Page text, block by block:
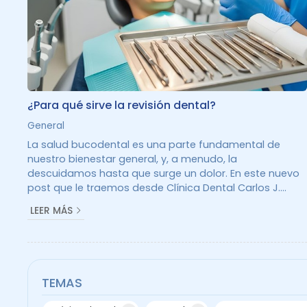
TEMAS
¿Para qué sirve la revisión dental?
General
La salud bucodental es una parte fundamental de
nuestro bienestar general, y, a menudo, la
descuidamos hasta que surge un dolor. En este nuevo
post que le traemos desde Clínica Dental Carlos J.
Braña Rey, en Santiago de Compostela, le contaremos
la importancia de las revisiones y la prevención.
su odontólogo de confianza examinará
meticulosamente su boca en busca de los primeros
más...
LEER MÁS